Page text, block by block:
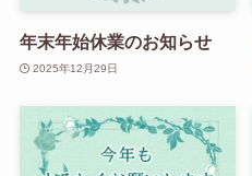
年末年始休業のお知らせ
2025年12月29日